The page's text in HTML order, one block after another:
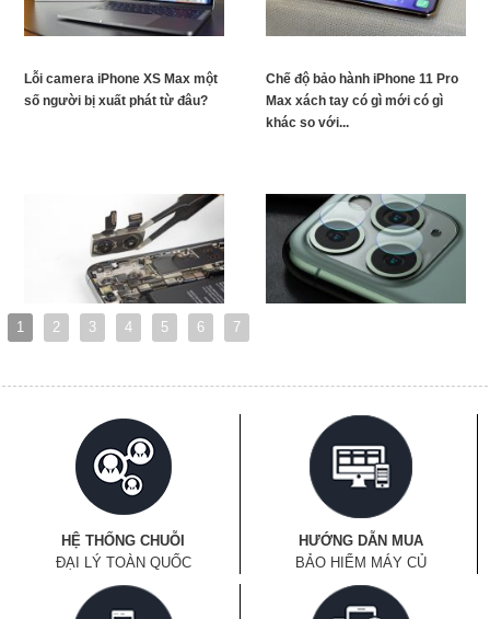
Lỗi camera iPhone XS Max một
số người bị xuất phát từ đâu?
Chế độ bảo hành iPhone 11 Pro
Max xách tay có gì mới có gì
khác so với...
1 2 3 4 5 6 7
HỆ THỐNG CHUỖI
ĐẠI LÝ TOÀN QUỐC
HƯỚNG DẪN MUA
BẢO HIỂM MÁY CỦ